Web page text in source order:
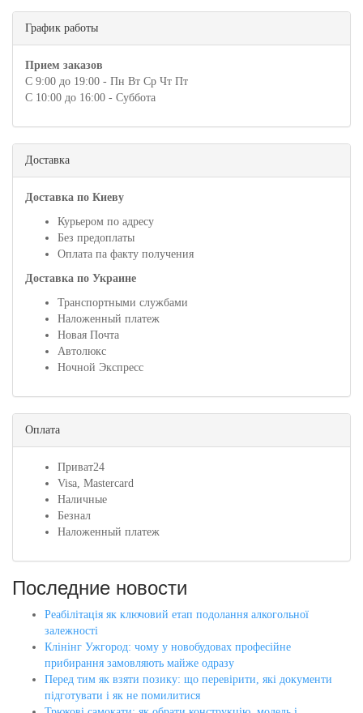
График работы
Прием заказов
С 9:00 до 19:00 - Пн Вт Ср Чт Пт
С 10:00 до 16:00 - Суббота
Доставка
Доставка по Киеву
Курьером по адресу
Без предоплаты
Оплата па факту получения
Доставка по Украине
Транспортными службами
Наложенный платеж
Новая Почта
Автолюкс
Ночной Экспресс
Оплата
Приват24
Visa, Mastercard
Наличные
Безнал
Наложенный платеж
Последние новости
Реабілітація як ключовий етап подолання алкогольної
залежності
Клінінг Ужгород: чому у новобудовах професійне
прибирання замовляють майже одразу
Перед тим як взяти позику: що перевірити, які документи
підготувати і як не помилитися